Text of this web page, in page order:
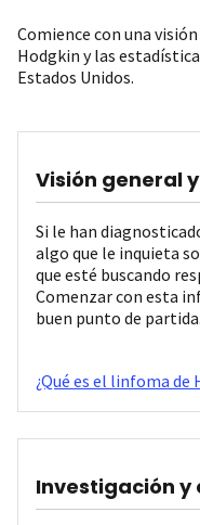
Comience con una
Hodgkin y las
Estados Unidos.
Visión general
Si le han
algo que le inquieta
que esté buscando
Comenzar con esta
buen punto de partida.
¿Qué es el linfoma de
Investigación